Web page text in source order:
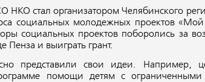
стал организатором Челябинского
социальных молодежных проектов
социальных проектов поборолись за
Пенза и выиграть грант.
представили свои идеи. Например,
помощи детям с